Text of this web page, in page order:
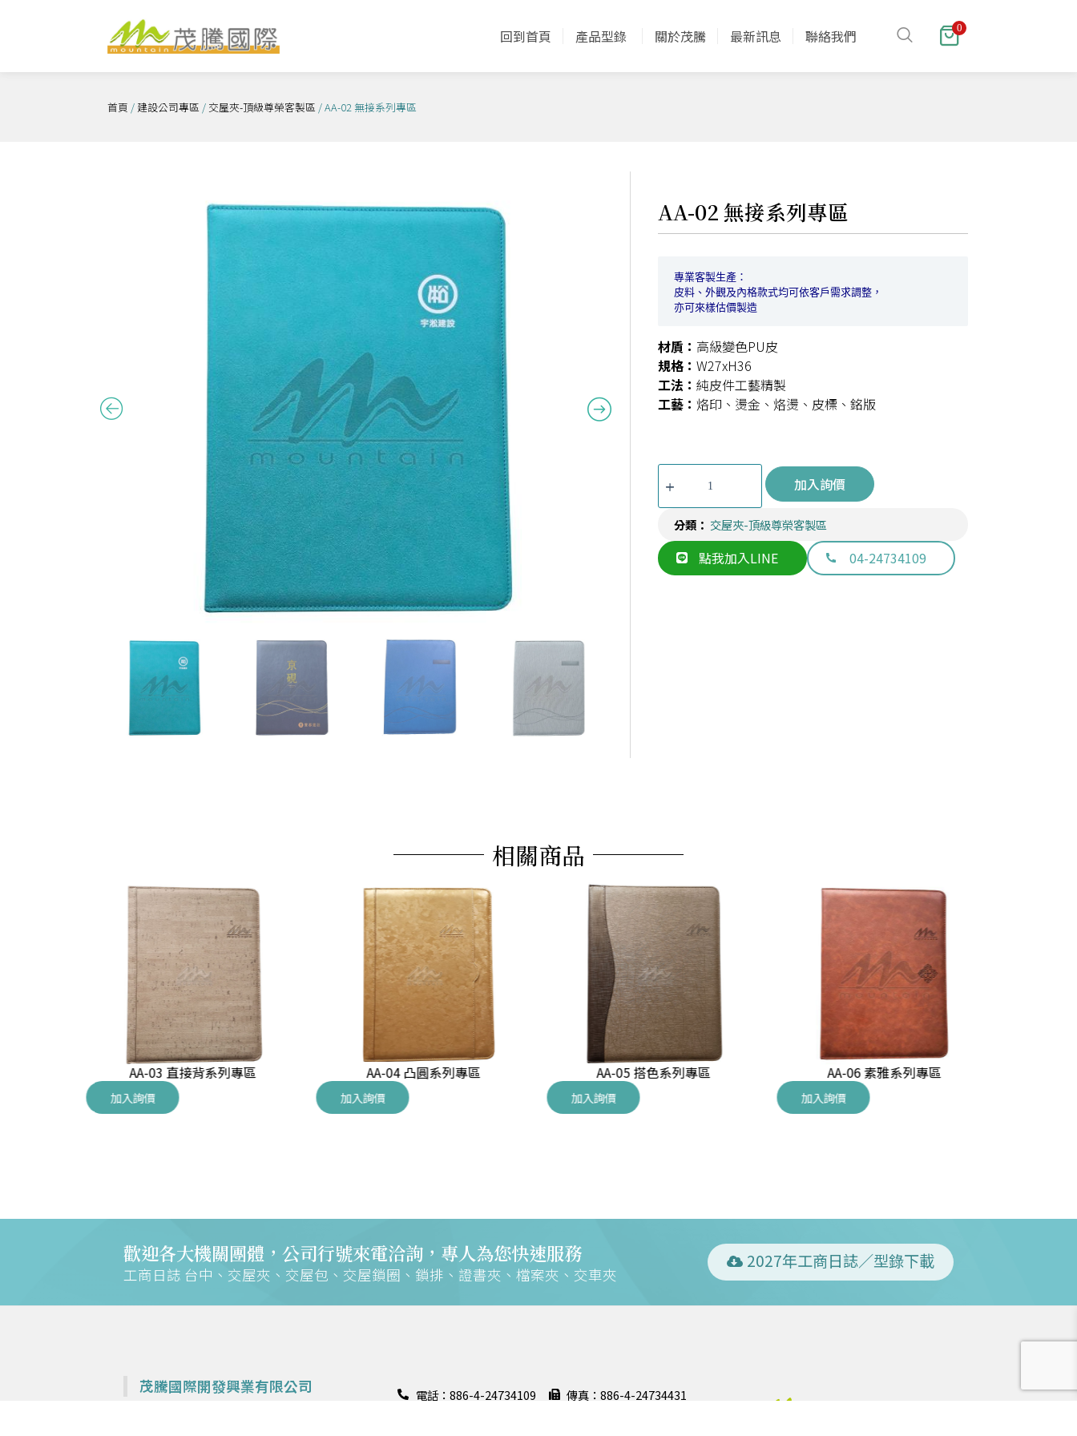
要
回到首頁 產品型錄 關於茂騰 最新訊息 聯絡我們 0
首頁 / 建設公司專區 / 交屋夾-頂級尊榮客製區 / AA-02 無接系列專區
AA-02 無接系列專區
專業客製生產：
皮料、外觀及內格款式均可依客戶需求調整，
亦可來樣估價製造
材貭： 高級變色PU皮
規格：W27xH36
工法：純皮件工藝精製
工藝：烙印、燙金、烙燙、皮標、銘版
加入詢價
分類： 交屋夾-頂級尊榮客製區
點我加入LINE 04-24734109
相關商品
AA-03 直接背系列專區
加入詢價
AA-04 凸圓系列專區
加入詢價
AA-05 搭色系列專區
加入詢價
AA-06 素雅系列專區
加入詢價
歡迎各大機關團體，公司行號來電洽詢，專人為您快速服務
工商日誌 台中、交屋夾、交屋包、交屋鎖圈、鎖排、證書夾、檔案夾、交車夾
2027年工商日誌／型錄下載
茂騰國際開發興業有限公司 電話：886-4-24734109
傳真：886-4-24734431